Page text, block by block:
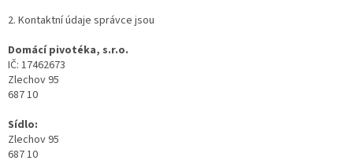
2. Kontaktní údaje správce jsou
Domácí pivotéka, s.r.o.
IČ: 17462673
Zlechov 95
687 10
Sídlo:
Zlechov 95
687 10